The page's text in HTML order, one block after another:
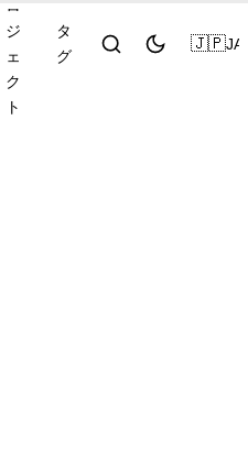
ロ
ジ
ェ
ク
ト
タ
グ
🇯🇵JA